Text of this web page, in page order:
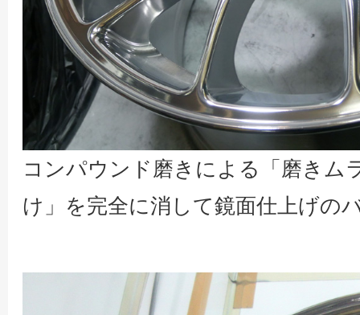
コンパウンド磨きによる「磨きム
け」を完全に消して鏡面仕上げの